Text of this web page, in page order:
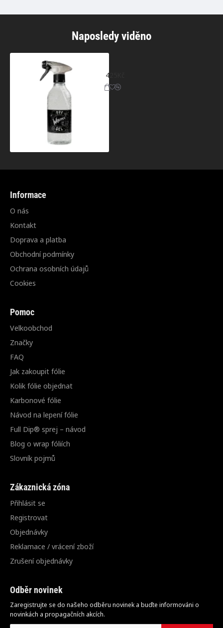
Naposledy viděno
425Kč
Informace
O nás
Kontakt
Doprava a platba
Obchodní podmínky
Ochrana osobních údajů
Cookies
Pomoc
Velkoobchod
Značky
FAQ
Jak zakoupit fólie
Kolik fólie objednat
Karbonové fólie
Návod na lepení fólie
Full Dip® sprej – návod
Blog o wrap fóliích
Slovník pojmů
Zákaznická zóna
Přihlásit se
Registrovat
Objednávky
Reklamace / vrácení zboží
Zrušení objednávky
Odběr novinek
Zaregistrujte se do našeho odběru novinek a buďte informováni o
novinkách a propagačních akcích.